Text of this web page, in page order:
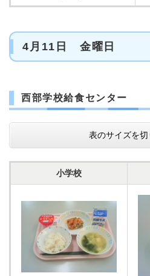
4月11日 金曜日
西部学校給食センター
表のサイズを切
小学校